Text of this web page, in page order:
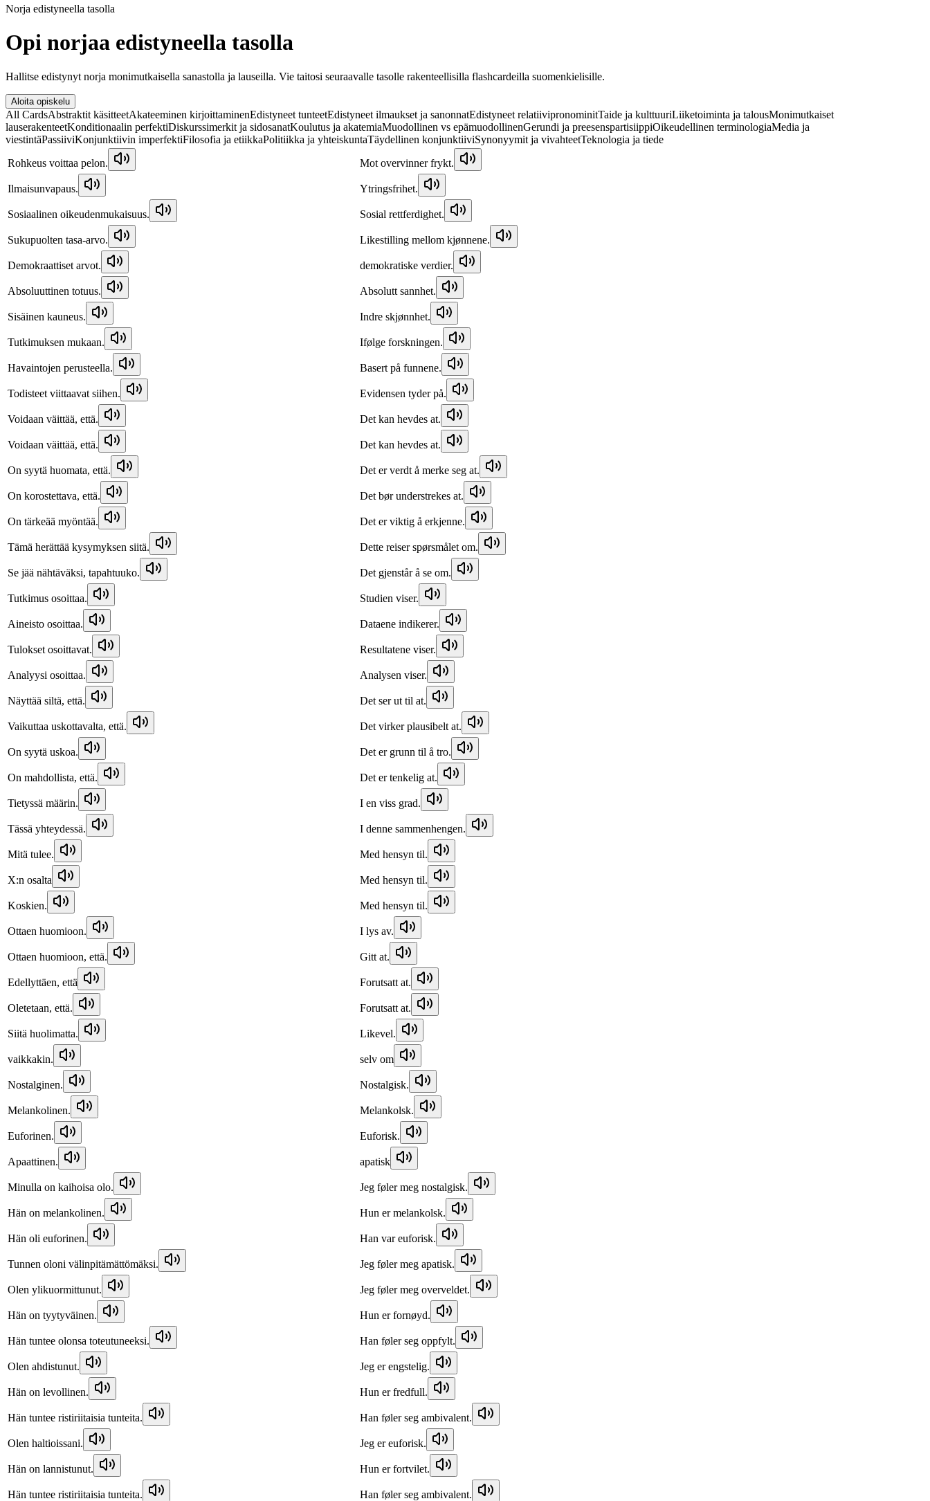
Norja edistyneella tasolla
Opi norjaa edistyneella tasolla
Hallitse edistynyt norja monimutkaisella sanastolla ja lauseilla. Vie taitosi seuraavalle tasolle rakenteellisilla flashcardeilla suomenkielisille.
Aloita opiskelu
All CardsAbstraktit käsitteetAkateeminen kirjoittaminenEdistyneet tunteetEdistyneet ilmaukset ja sanonnatEdistyneet relatiivipronominitTaide ja kulttuuriLiiketoiminta ja talousMonimutkaiset
lauserakenteetKonditionaalin perfektiDiskurssimerkit ja sidosanatKoulutus ja akatemiaMuodollinen vs epämuodollinenGerundi ja preesenspartisiippiOikeudellinen terminologiaMedia ja
viestintäPassiiviKonjunktiivin imperfektiFilosofia ja etiikkaPolitiikka ja yhteiskuntaTäydellinen konjunktiiviSynonyymit ja vivahteetTeknologia ja tiede
Rohkeus voittaa pelon.
Mot overvinner frykt.
Ilmaisunvapaus. Ytringsfrihet.
Sosiaalinen oikeudenmukaisuus. Sosial rettferdighet.
Sukupuolten tasa-arvo. Likestilling mellom kjønnene.
Demokraattiset arvot. demokratiske verdier.
Absoluuttinen totuus. Absolutt sannhet.
Sisäinen kauneus. Indre skjønnhet.
Tutkimuksen mukaan. Ifølge forskningen.
Havaintojen perusteella. Basert på funnene.
Todisteet viittaavat siihen. Evidensen tyder på.
Voidaan väittää, että. Det kan hevdes at.
Voidaan väittää, että. Det kan hevdes at.
On syytä huomata, että. Det er verdt å merke seg at.
On korostettava, että. Det bør understrekes at.
On tärkeää myöntää. Det er viktig å erkjenne.
Tämä herättää kysymyksen siitä. Dette reiser spørsmålet om.
Se jää nähtäväksi, tapahtuuko. Det gjenstår å se om.
Tutkimus osoittaa. Studien viser.
Aineisto osoittaa. Dataene indikerer.
Tulokset osoittavat. Resultatene viser.
Analyysi osoittaa. Analysen viser.
Näyttää siltä, että. Det ser ut til at.
Vaikuttaa uskottavalta, että. Det virker plausibelt at.
On syytä uskoa. Det er grunn til å tro.
On mahdollista, että. Det er tenkelig at.
Tietyssä määrin. I en viss grad.
Tässä yhteydessä. I denne sammenhengen.
Mitä tulee. Med hensyn til.
X:n osalta Med hensyn til.
Koskien. Med hensyn til.
Ottaen huomioon. I lys av.
Ottaen huomioon, että. Gitt at.
Edellyttäen, että Forutsatt at.
Oletetaan, että. Forutsatt at.
Siitä huolimatta. Likevel.
vaikkakin. selv om
Nostalginen. Nostalgisk.
Melankolinen. Melankolsk.
Euforinen. Euforisk.
Apaattinen. apatisk
Minulla on kaihoisa olo. Jeg føler meg nostalgisk.
Hän on melankolinen. Hun er melankolsk.
Hän oli euforinen. Han var euforisk.
Tunnen oloni välinpitämättömäksi. Jeg føler meg apatisk.
Olen ylikuormittunut. Jeg føler meg overveldet.
Hän on tyytyväinen. Hun er fornøyd.
Hän tuntee olonsa toteutuneeksi. Han føler seg oppfylt.
Olen ahdistunut. Jeg er engstelig.
Hän on levollinen. Hun er fredfull.
Hän tuntee ristiriitaisia tunteita. Han føler seg ambivalent.
Olen haltioissani. Jeg er euforisk.
Hän on lannistunut. Hun er fortvilet.
Hän tuntee ristiriitaisia tunteita. Han føler seg ambivalent.